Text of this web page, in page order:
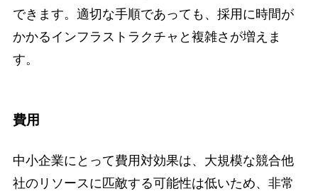
できます。適切な手順であっても、採用に時間が
かかるインフラストラクチャと複雑さが増えま
す。
費用
中小企業にとって費用対効果は、大規模な競合他
社のリソースに匹敵する可能性は低いため、非常